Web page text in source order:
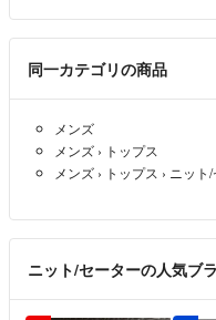
同一カテゴリの商品
メンズ
メンズ › トップス
メンズ › トップス › ニット
ニット/セーターの人気ブ